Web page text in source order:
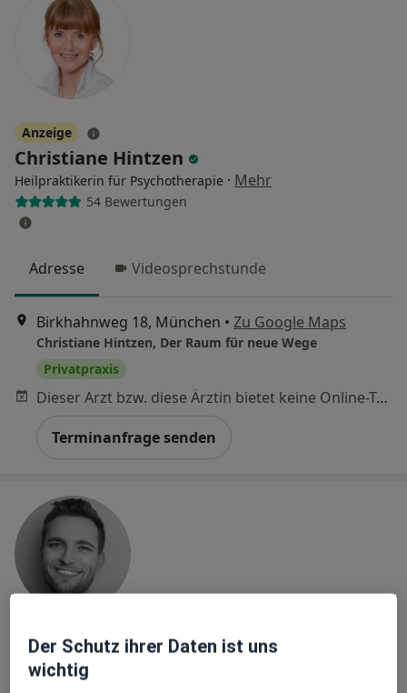
Anzeige
Christiane Hintzen
Heilpraktikerin für Psychotherapie · Mehr
54 Bewertungen
Adresse Videosprechstunde
Birkhahnweg 18, München • Zu Google Maps
Christiane Hintzen, Der Raum für neue Wege
Privatpraxis
Dieser Arzt bzw. diese Ärztin bietet keine Online-Terminbuchung an diesem Standort an.
Terminanfrage senden
Lukas Naumann
Heilpraktiker für Psychotherapie, Heilpraktiker, Heilpraktiker
Der Schutz ihrer Daten ist uns
wichtig